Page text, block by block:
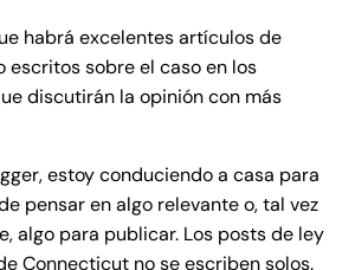
habrá excelentes artículos de
escritos sobre el caso en los
discutirán la opinión con más
estoy conduciendo a casa para
pensar en algo relevante o, tal vez
algo para publicar. Los posts de ley
Connecticut no se escriben solos.